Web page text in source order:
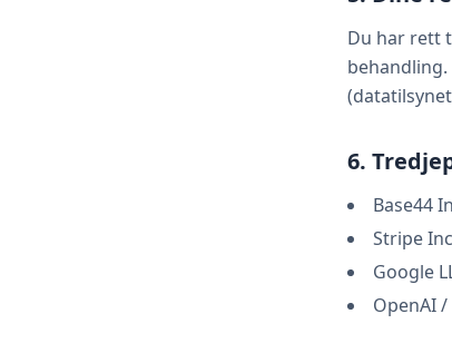
Du har rett
6.
Base44
Stripe
Google
OpenAI